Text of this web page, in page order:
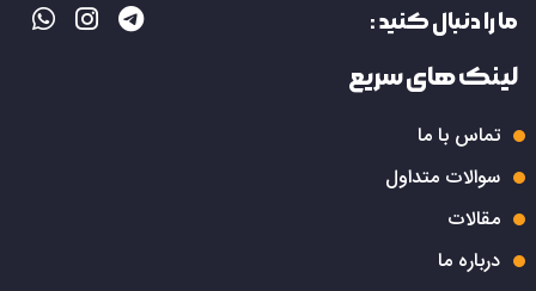
ما را دنبال کنید :
لینک های سریع
تماس با ما
سوالات متداول
مقالات
درباره ما